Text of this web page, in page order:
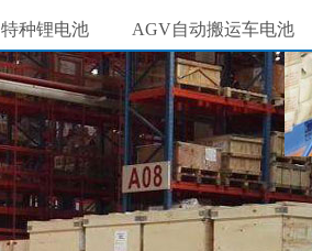
特种锂电池 AGV自动搬运车电池